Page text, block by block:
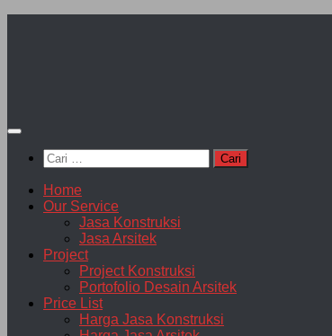
Cari
untuk:
Home
Our Service
Jasa Konstruksi
Jasa Arsitek
Project
Project Konstruksi
Portofolio Desain Arsitek
Price List
Harga Jasa Konstruksi